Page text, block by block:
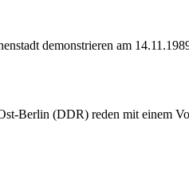
demonstrieren am
Berlin (DDR) reden mit einem